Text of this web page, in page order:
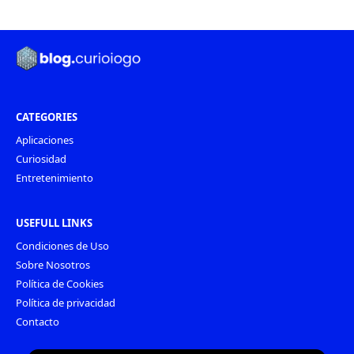
CATEGORIES
Aplicaciones
Curiosidad
Entretenimiento
USEFULL LINKS
Condiciones de Uso
Sobre Nosotros
Política de Cookies
Política de privacidad
Contacto